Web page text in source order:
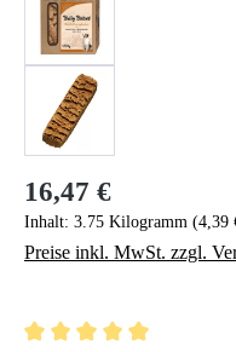
Regulärer Preis:
16,47 €
Inhalt: 3.75 Kilogramm (4,39
Preise inkl. MwSt. zzgl.